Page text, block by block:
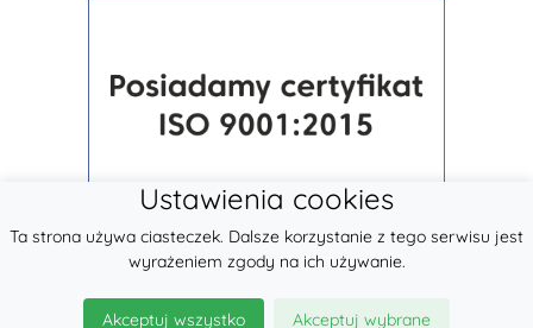
Ustawienia cookies
Ta strona używa ciasteczek. Dalsze korzystanie z tego serwisu jest
wyrażeniem zgody na ich używanie.
Akceptuj wszystko Akceptuj wybrane